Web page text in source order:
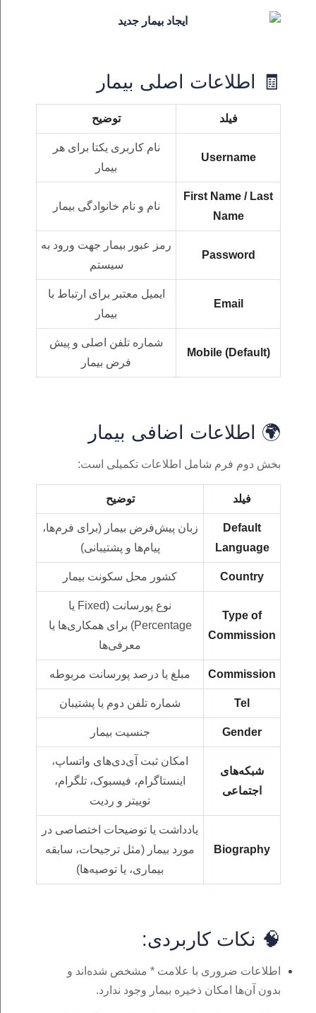
🧾 اطلاعات اصلی بیمار
فیلد توضیح
Username
نام کاربری یکتا برای هر
بیمار
First Name / Last
Name
نام و نام خانوادگی بیمار
Password
رمز عبور بیمار جهت ورود به
سیستم
Email
ایمیل معتبر برای ارتباط با
بیمار
Mobile (Default)
شماره تلفن اصلی و پیش‌
فرض بیمار
🌍 اطلاعات اضافی بیمار
بخش دوم فرم شامل اطلاعات تکمیلی است:
فیلد توضیح
Default
Language
زبان پیش‌فرض بیمار (برای فرم‌ها،
پیام‌ها و پشتیبانی)
Country کشور محل سکونت بیمار
Type of
Commission
نوع پورسانت (Fixed یا
Percentage) برای همکاری‌ها یا
معرفی‌ها
Commission مبلغ یا درصد پورسانت مربوطه
Tel شماره تلفن دوم یا پشتیبان
Gender جنسیت بیمار
شبکه‌های
اجتماعی
امکان ثبت آی‌دی‌های واتساپ،
اینستاگرام، فیسبوک، تلگرام،
توییتر و ردیت
Biography
یادداشت یا توضیحات اختصاصی در
مورد بیمار (مثل ترجیحات، سابقه
بیماری، یا توصیه‌ها)
🧠 نکات کاربردی:
اطلاعات ضروری با علامت * مشخص شده‌اند و
بدون آن‌ها امکان ذخیره بیمار وجود ندارد.